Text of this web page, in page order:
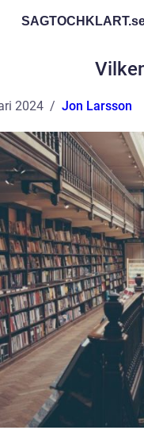
SAGTOCHKLART.
2024 Jon Larsson